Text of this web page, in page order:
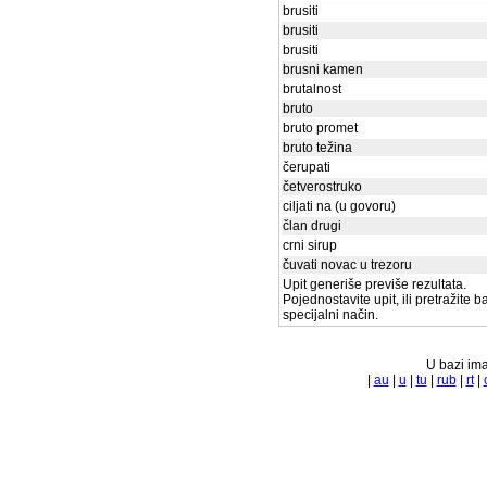
brusiti
brusiti
brusiti
brusni kamen
brutalnost
bruto
bruto promet
bruto težina
čerupati
četverostruko
ciljati na (u govoru)
član drugi
crni sirup
čuvati novac u trezoru
Upit generiše previše rezultata.
Pojednostavite upit, ili pretražite
specijalni način.
U bazi
au u tu rub| rt|